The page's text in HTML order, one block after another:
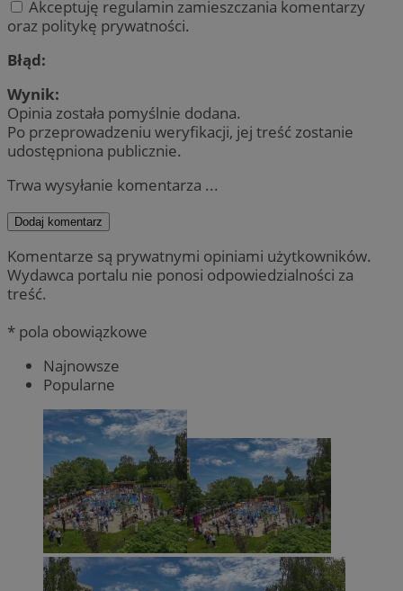
Akceptuję regulamin zamieszczania komentarzy
oraz politykę prywatności.
Błąd:
Wynik:
Opinia została pomyślnie dodana.
Po przeprowadzeniu weryfikacji, jej treść zostanie
udostępniona publicznie.
Trwa wysyłanie komentarza ...
Dodaj komentarz
Komentarze są prywatnymi opiniami użytkowników.
Wydawca portalu nie ponosi odpowiedzialności za
treść.
* pola obowiązkowe
Najnowsze
Popularne